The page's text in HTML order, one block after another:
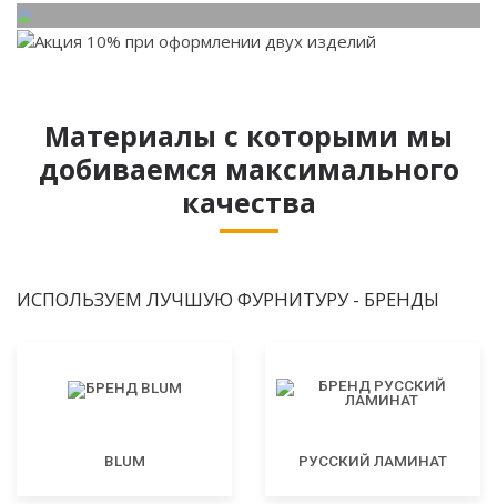
Материалы с которыми мы
добиваемся максимального
качества
ИСПОЛЬЗУЕМ ЛУЧШУЮ ФУРНИТУРУ - БРЕНДЫ
BLUM РУССКИЙ ЛАМИНАТ